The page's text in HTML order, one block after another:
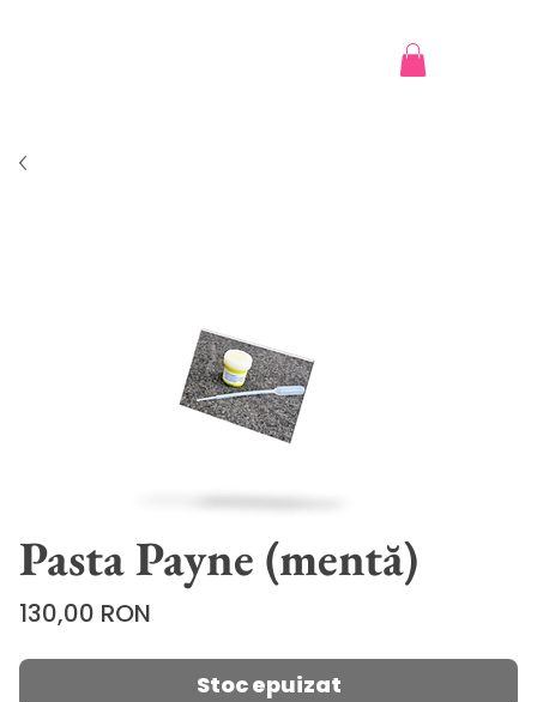
Pasta Payne (mentă)
130,00 RON
Stoc epuizat